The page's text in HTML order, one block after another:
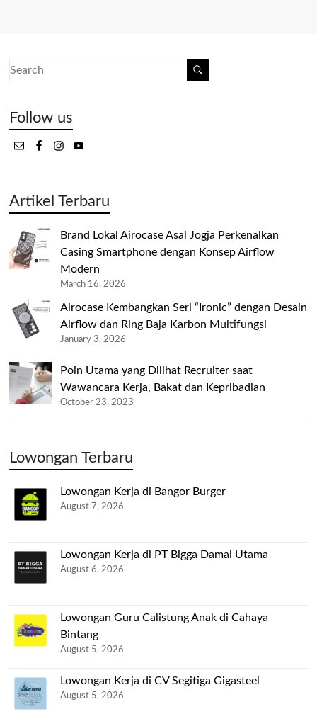
Follow us
Artikel Terbaru
Brand Lokal Airocase Asal Jogja Perkenalkan
Casing Smartphone dengan Konsep Airflow
Modern
March 16, 2026
Airocase Kembangkan Seri “Ironic” dengan Desain
Airflow dan Ring Baja Karbon Multifungsi
January 3, 2026
Poin Utama yang Dilihat Recruiter saat
Wawancara Kerja, Bakat dan Kepribadian
October 23, 2023
Lowongan Terbaru
Lowongan Kerja di Bangor Burger
August 7, 2026
Lowongan Kerja di PT Bigga Damai Utama
August 6, 2026
Lowongan Guru Calistung Anak di Cahaya
Bintang
August 5, 2026
Lowongan Kerja di CV Segitiga Gigasteel
August 5, 2026